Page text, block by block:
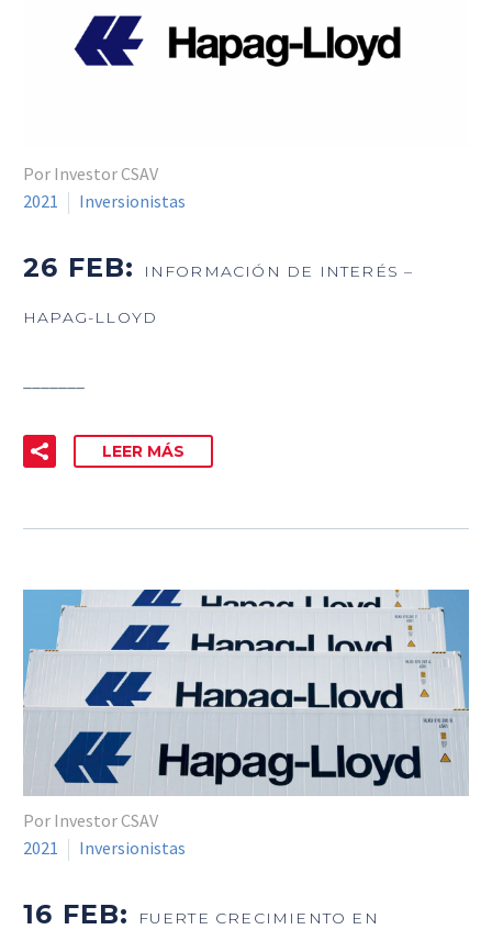
Por Investor CSAV
2021
Inversionistas
26 FEB: INFORMACIÓN DE INTERÉS –
HAPAG-LLOYD
LEER MÁS
Por Investor CSAV
2021
Inversionistas
16 FEB: FUERTE CRECIMIENTO EN